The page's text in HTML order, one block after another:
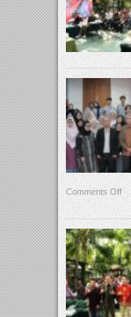
Comments Off